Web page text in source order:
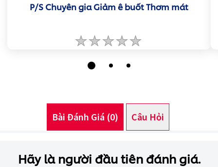
P/S Chuyên gia Giảm ê buốt Thơm mát
Không
có
xếp
được
Bài Đánh Giá (0) Câu Hỏi (0)
Hãy là người đầu tiên đánh giá.